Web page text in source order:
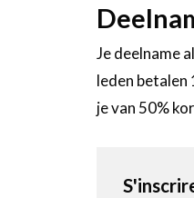
Je deelname
leden betalen
je van 50%